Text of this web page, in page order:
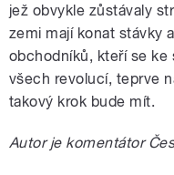
jež obvykle zůstávaly
zemi mají konat stávky
obchodníků, kteří se ke
všech revolucí, teprve
takový krok bude mít.
Autor je komentátor